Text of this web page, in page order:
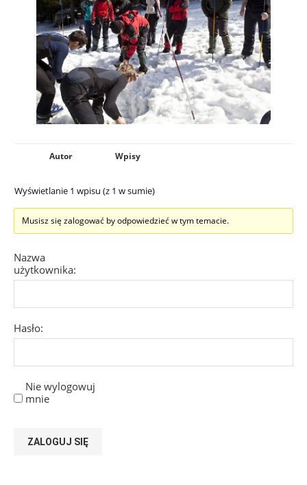
Autor Wpisy
Wyświetlanie 1 wpisu (z 1 w sumie)
Musisz się zalogować by odpowiedzieć w tym temacie.
Nazwa
użytkownika:
Hasło:
Nie wylogowuj
mnie
ZALOGUJ SIĘ